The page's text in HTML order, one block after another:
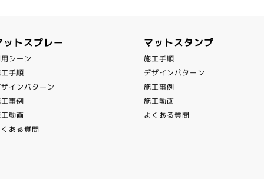
ットスプレー
シーン
手順
インパターン
事例
動画
ある質問
マットスタンプ
施工手順
デザインパターン
施工事例
施工動画
よくある質問